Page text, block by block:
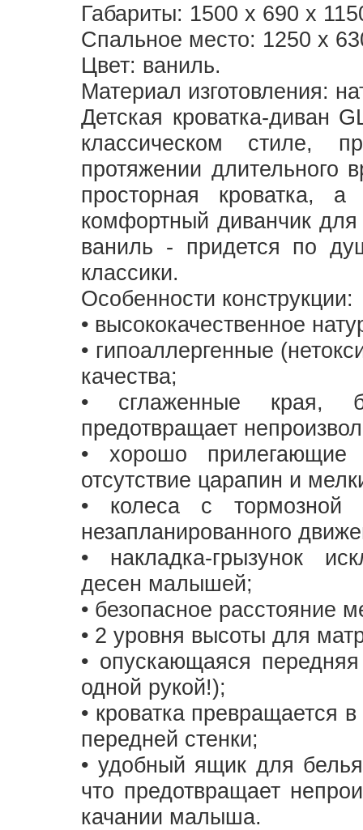
Габариты: 1500 х 690 х
Спальное место: 1250 х
Цвет: ваниль.
Материал изготовления:
Детская кроватка-диван
классическом стиле,
протяжении длительного
просторная кроватка,
комфортный диванчик
ваниль - придется по
классики.
Особенности конструкции:
• высококачественное
• гипоаллергенные
качества;
• сглаженные края,
предотвращает
• хорошо
отсутствие царапин и
• колеса с тормозной
незапланированного
• накладка-грызунок
десен малышей;
• безопасное
• 2 уровня высоты для
• опускающаяся
одной рукой!);
• кроватка превращается
передней стенки;
• удобный ящик для
что предотвращает
качании малыша.